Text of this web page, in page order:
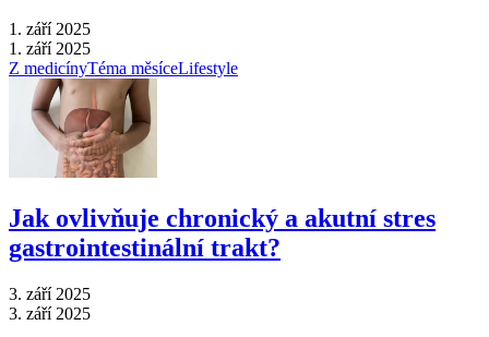
1. září 2025
1. září 2025
Z medicínyTéma měsíceLifestyle
Jak ovlivňuje chronický a akutní stres
gastrointestinální trakt?
3. září 2025
3. září 2025